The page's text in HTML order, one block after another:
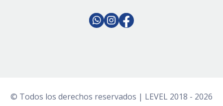
© Todos los derechos reservados | LEVEL 2018 - 2026